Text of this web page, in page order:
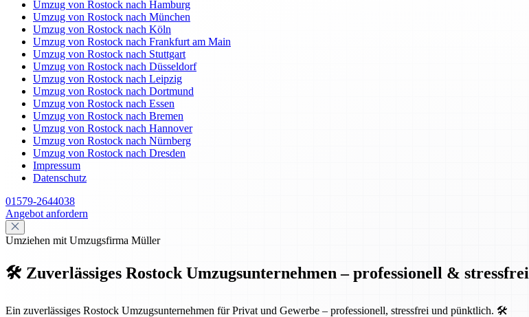
Umzug von Rostock nach Hamburg
Umzug von Rostock nach München
Umzug von Rostock nach Köln
Umzug von Rostock nach Frankfurt am Main
Umzug von Rostock nach Stuttgart
Umzug von Rostock nach Düsseldorf
Umzug von Rostock nach Leipzig
Umzug von Rostock nach Dortmund
Umzug von Rostock nach Essen
Umzug von Rostock nach Bremen
Umzug von Rostock nach Hannover
Umzug von Rostock nach Nürnberg
Umzug von Rostock nach Dresden
Impressum
Datenschutz
01579-2644038
Angebot anfordern
Umziehen mit Umzugsfirma Müller
🛠️ Zuverlässiges Rostock Umzugsunternehmen – professionell & stressfrei
Ein zuverlässiges Rostock Umzugsunternehmen für Privat und Gewerbe – professionell, stressfrei und pünktlich. 🛠️